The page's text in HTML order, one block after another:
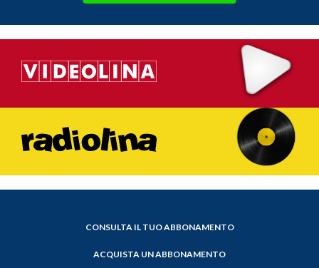
CONSULTA IL TUO ABBONAMENTO
ACQUISTA UN ABBONAMENTO